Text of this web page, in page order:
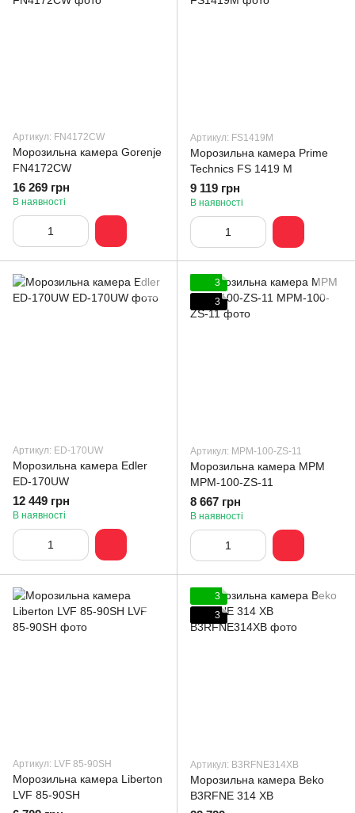
Артикул: FN4172CW
Морозильна камера Gorenje
FN4172CW
16 269 грн
В наявності
Артикул: FS1419M
Морозильна камера Prime
Technics FS 1419 M
9 119 грн
В наявності
Артикул: ED-170UW
Морозильна камера Edler
ED-170UW
12 449 грн
В наявності
3
3
Артикул: MPM-100-ZS-11
Морозильна камера MPM
MPM-100-ZS-11
8 667 грн
В наявності
Артикул: LVF 85-90SH
Морозильна камера Liberton
LVF 85-90SH
3
3
Артикул: B3RFNE314XB
Морозильна камера Beko
B3RFNE 314 XB